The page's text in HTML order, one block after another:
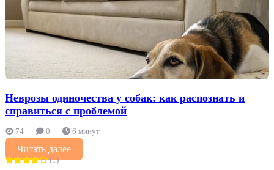
Неврозы одиночества у собак: как распознать и
справиться с проблемой
74 0 6 минут
Читать далее
(1)